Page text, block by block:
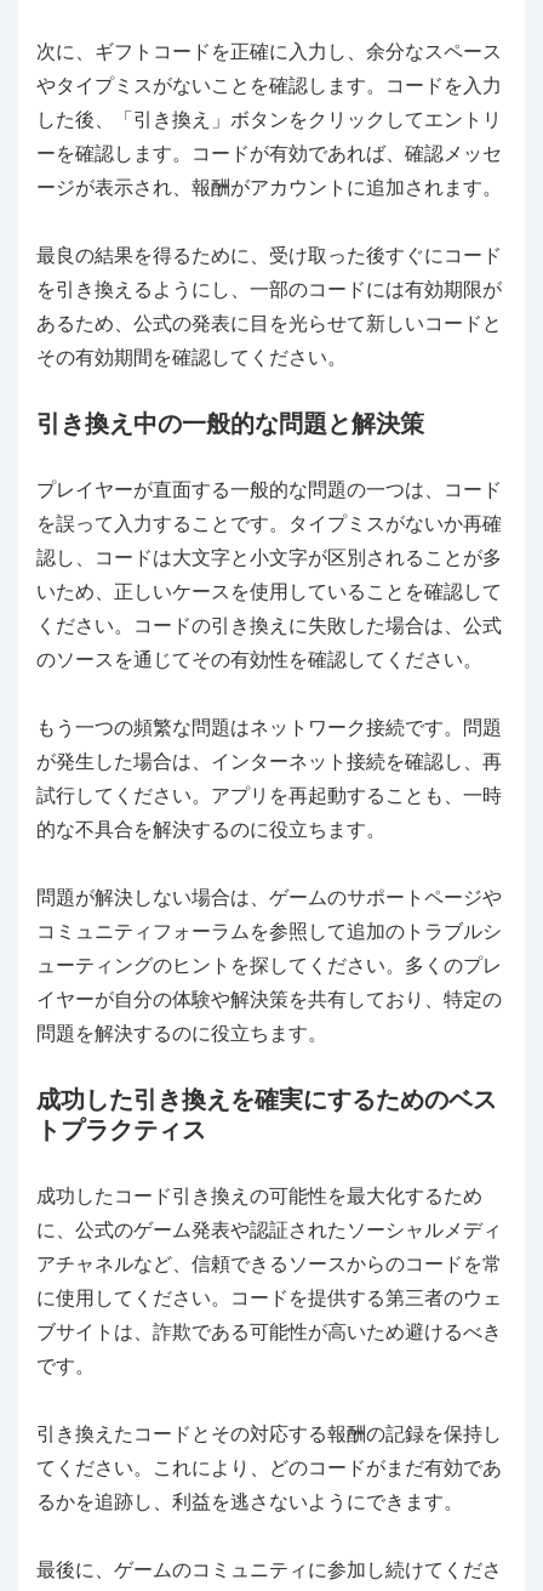
次に、ギフトコードを正確に入力し、余分なスペース
やタイプミスがないことを確認します。コードを入力
した後、「引き換え」ボタンをクリックしてエントリ
ーを確認します。コードが有効であれば、確認メッセ
ージが表示され、報酬がアカウントに追加されます。
最良の結果を得るために、受け取った後すぐにコード
を引き換えるようにし、一部のコードには有効期限が
あるため、公式の発表に目を光らせて新しいコードと
その有効期間を確認してください。
引き換え中の一般的な問題と解決策
プレイヤーが直面する一般的な問題の一つは、コード
を誤って入力することです。タイプミスがないか再確
認し、コードは大文字と小文字が区別されることが多
いため、正しいケースを使用していることを確認して
ください。コードの引き換えに失敗した場合は、公式
のソースを通じてその有効性を確認してください。
もう一つの頻繁な問題はネットワーク接続です。問題
が発生した場合は、インターネット接続を確認し、再
試行してください。アプリを再起動することも、一時
的な不具合を解決するのに役立ちます。
問題が解決しない場合は、ゲームのサポートページや
コミュニティフォーラムを参照して追加のトラブルシ
ューティングのヒントを探してください。多くのプレ
イヤーが自分の体験や解決策を共有しており、特定の
問題を解決するのに役立ちます。
成功した引き換えを確実にするためのベス
トプラクティス
成功したコード引き換えの可能性を最大化するため
に、公式のゲーム発表や認証されたソーシャルメディ
アチャネルなど、信頼できるソースからのコードを常
に使用してください。コードを提供する第三者のウェ
ブサイトは、詐欺である可能性が高いため避けるべき
です。
引き換えたコードとその対応する報酬の記録を保持し
てください。これにより、どのコードがまだ有効であ
るかを追跡し、利益を逃さないようにできます。
最後に、ゲームのコミュニティに参加し続けてくださ